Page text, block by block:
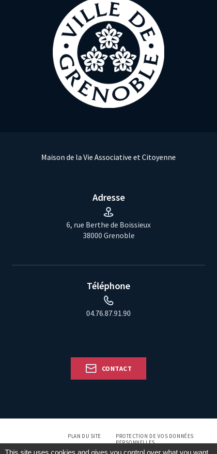
Maison de la Vie Associative et Citoyenne
Adresse
6, rue Berthe de Boissieux
38000 Grenoble
Téléphone
04.76.87.91.90
CONTACT
PLAN DU SITE
PROTECTION DE VOS DONNÉES
PERSONNELLES
This site uses cookies and gives you control over what you want